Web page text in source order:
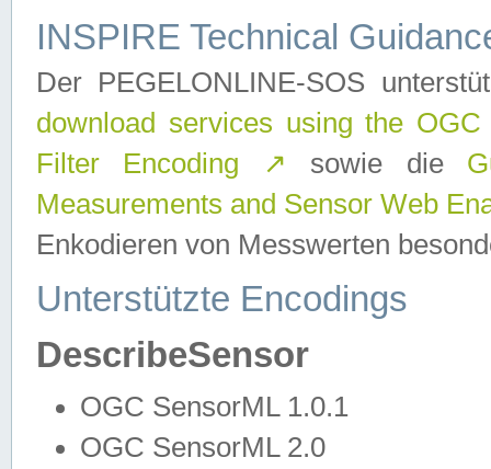
INSPIRE Technical
Der PEGELONLINE-SOS
download services using the
Filter Encoding
↗ sowie die
Measurements and Sensor Web
Enkodieren von Messwerten
Unterstützte Encodings
DescribeSensor
OGC SensorML 1.0.1
OGC SensorML 2.0